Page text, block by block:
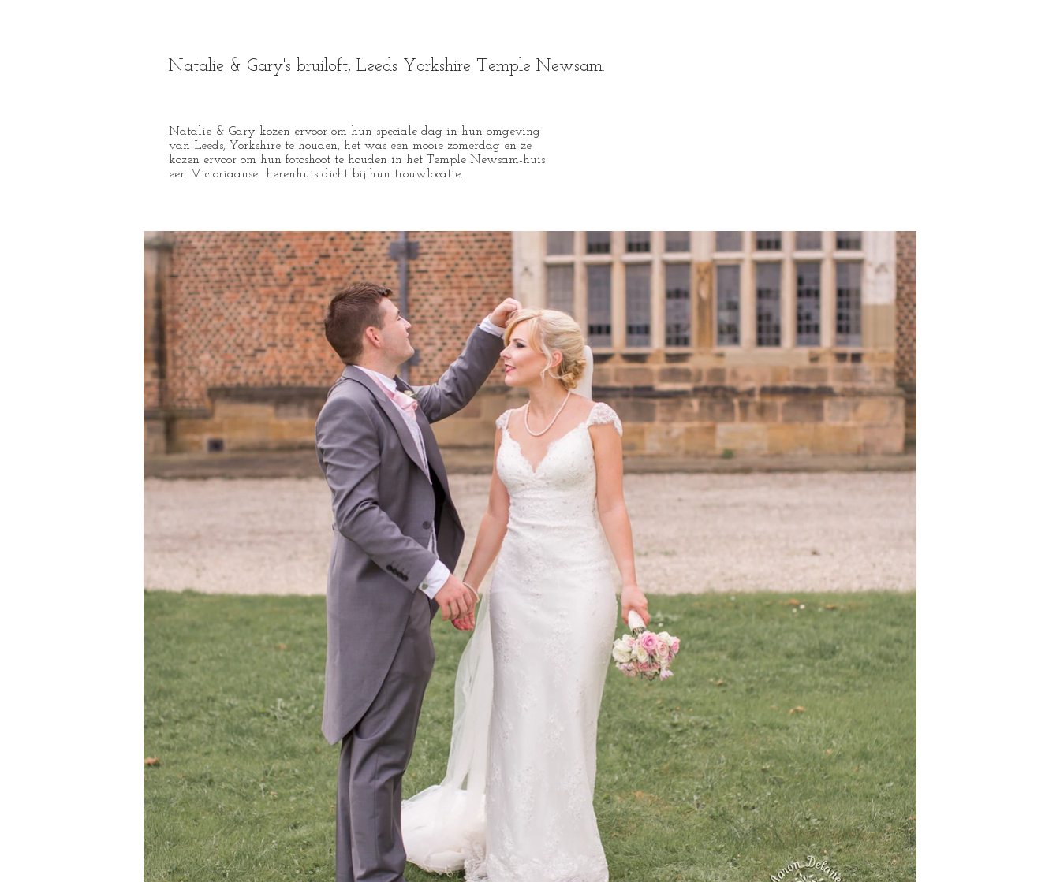
Natalie & Gary's bruiloft, Leeds Yorkshire Temple Newsam.
Natalie & Gary kozen ervoor om hun speciale dag in hun omgeving
van Leeds, Yorkshire te houden, het was een mooie zomerdag en ze
kozen ervoor om hun fotoshoot te houden in het Temple Newsam-huis
een Victoriaanse herenhuis dicht bij hun trouwlocatie.